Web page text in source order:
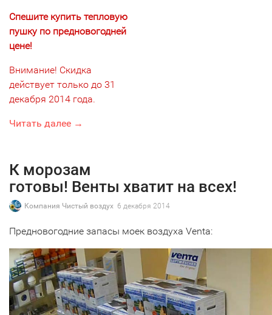
Спешите купить тепловую
пушку по предновогодней
цене!
Внимание! Скидка
действует только до 31
декабря 2014 года.
Читать далее →
К морозам
готовы! Венты хватит на всех!
Компания Чистый воздух 6 декабря 2014
Предновогодние запасы моек воздуха Venta: